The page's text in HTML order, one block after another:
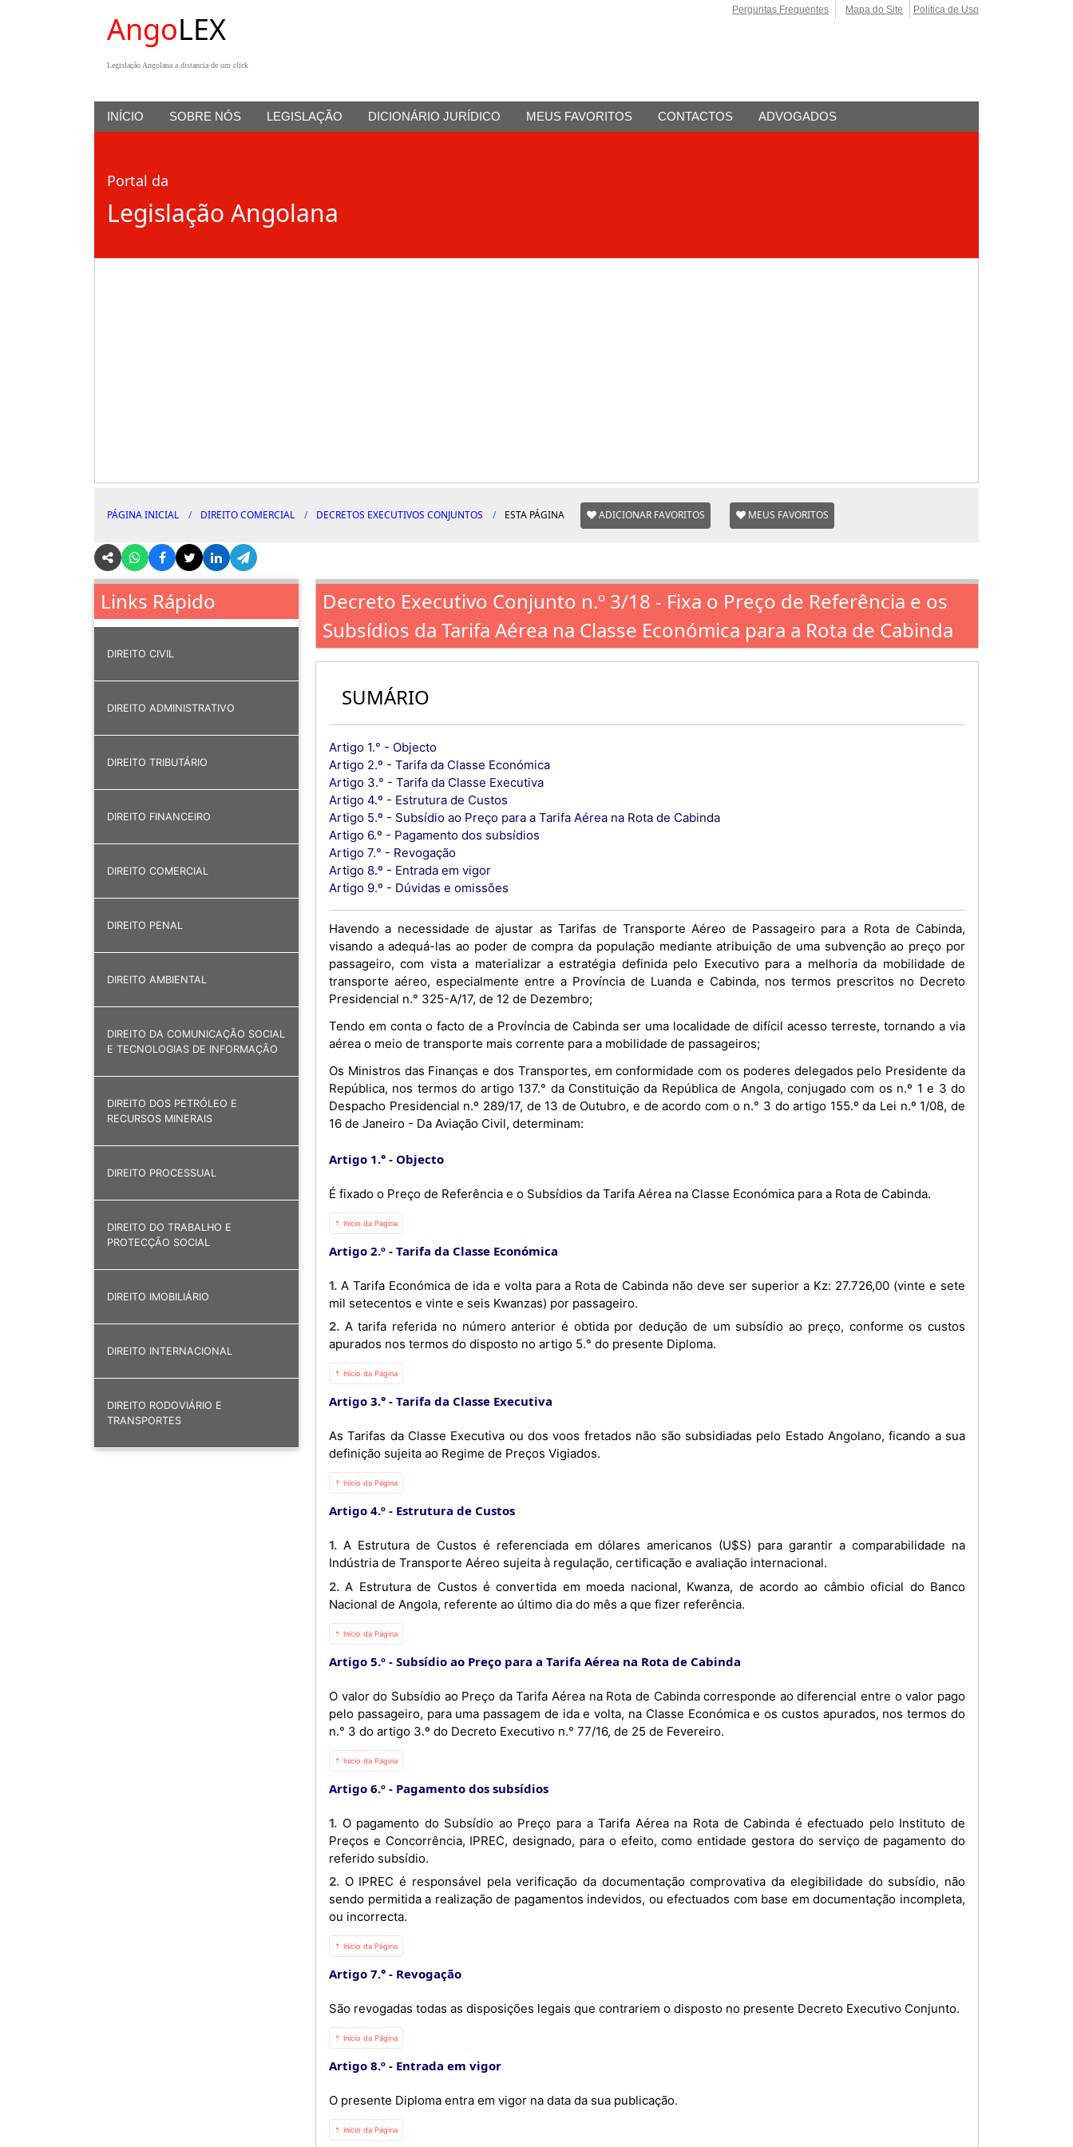
AngoLEX
Legislação Angolana a distancia de um click
Perguntas Frequentes Mapa do Site Política de Uso
INÍCIO SOBRE NÓS LEGISLAÇÃO DICIONÁRIO JURÍDICO MEUS FAVORITOS CONTACTOS ADVOGADOS
Portal da
Legislação Angolana
PÁGINA INICIAL DIREITO COMERCIAL DECRETOS EXECUTIVOS CONJUNTOS ESTA PÁGINA ADICIONAR FAVORITOS MEUS FAVORITOS
Links Rápido
DIREITO CIVIL
DIREITO ADMINISTRATIVO
DIREITO TRIBUTÁRIO
DIREITO FINANCEIRO
DIREITO COMERCIAL
DIREITO PENAL
DIREITO AMBIENTAL
DIREITO DA COMUNICAÇÃO SOCIAL
E TECNOLOGIAS DE INFORMAÇÃO
DIREITO DOS PETRÓLEO E
RECURSOS MINERAIS
DIREITO PROCESSUAL
DIREITO DO TRABALHO E
PROTECÇÃO SOCIAL
DIREITO IMOBILIÁRIO
DIREITO INTERNACIONAL
DIREITO RODOVIÁRIO E
TRANSPORTES
Decreto Executivo Conjunto n.º 3/18 - Fixa o Preço de Referência e os
Subsídios da Tarifa Aérea na Classe Económica para a Rota de Cabinda
SUMÁRIO
Artigo 1.° - Objecto
Artigo 2.º - Tarifa da Classe Económica
Artigo 3.° - Tarifa da Classe Executiva
Artigo 4.º - Estrutura de Custos
Artigo 5.º - Subsídio ao Preço para a Tarifa Aérea na Rota de Cabinda
Artigo 6.º - Pagamento dos subsídios
Artigo 7.° - Revogação
Artigo 8.º - Entrada em vigor
Artigo 9.º - Dúvidas e omissões
Havendo a necessidade de ajustar as Tarifas de Transporte Aéreo de Passageiro para a Rota de Cabinda,
visando a adequá-las ao poder de compra da população mediante atribuição de uma subvenção ao preço por
passageiro, com vista a materializar a estratégia definida pelo Executivo para a melhoria da mobilidade de
transporte aéreo, especialmente entre a Província de Luanda e Cabinda, nos termos prescritos no Decreto
Presidencial n.° 325-A/17, de 12 de Dezembro;
Tendo em conta o facto de a Província de Cabinda ser uma localidade de difícil acesso terreste, tornando a via
aérea o meio de transporte mais corrente para a mobilidade de passageiros;
Os Ministros das Finanças e dos Transportes, em conformidade com os poderes delegados pelo Presidente da
República, nos termos do artigo 137.° da Constituição da República de Angola, conjugado com os n.º 1 e 3 do
Despacho Presidencial n.º 289/17, de 13 de Outubro, e de acordo com o n.° 3 do artigo 155.º da Lei n.º 1/08, de
16 de Janeiro - Da Aviação Civil, determinam:
Artigo 1.° Objecto
É fixado o Preço de Referência e o Subsídios da Tarifa Aérea na Classe Económica para a Rota de Cabinda.
⇡ Início da Página
Artigo 2.º Tarifa da Classe Económica
1. A Tarifa Económica de ida e volta para a Rota de Cabinda não deve ser superior a Kz: 27.726,00 (vinte e sete
mil setecentos e vinte e seis Kwanzas) por passageiro.
2. A tarifa referida no número anterior é obtida por dedução de um subsídio ao preço, conforme os custos
apurados nos termos do disposto no artigo 5.° do presente Diploma.
⇡ Início da Página
Artigo 3.° Tarifa da Classe Executiva
As Tarifas da Classe Executiva ou dos voos fretados não são subsidiadas pelo Estado Angolano, ficando a sua
definição sujeita ao Regime de Preços Vigiados.
⇡ Início da Página
Artigo 4.º Estrutura de Custos
1. A Estrutura de Custos é referenciada em dólares americanos (U$S) para garantir a comparabilidade na
Indústria de Transporte Aéreo sujeita à regulação, certificação e avaliação internacional.
2. A Estrutura de Custos é convertida em moeda nacional, Kwanza, de acordo ao câmbio oficial do Banco
Nacional de Angola, referente ao último dia do mês a que fizer referência.
⇡ Início da Página
Artigo 5.º Subsídio ao Preço para a Tarifa Aérea na Rota de Cabinda
O valor do Subsídio ao Preço da Tarifa Aérea na Rota de Cabinda corresponde ao diferencial entre o valor pago
pelo passageiro, para uma passagem de ida e volta, na Classe Económica e os custos apurados, nos termos do
n.° 3 do artigo 3.º do Decreto Executivo n.° 77/16, de 25 de Fevereiro.
⇡ Início da Página
Artigo 6.º Pagamento dos subsídios
1. O pagamento do Subsídio ao Preço para a Tarifa Aérea na Rota de Cabinda é efectuado pelo Instituto de
Preços e Concorrência, IPREC, designado, para o efeito, como entidade gestora do serviço de pagamento do
referido subsídio.
2. O IPREC é responsável pela verificação da documentação comprovativa da elegibilidade do subsídio, não
sendo permitida a realização de pagamentos indevidos, ou efectuados com base em documentação incompleta,
ou incorrecta.
⇡ Início da Página
Artigo 7.° Revogação
São revogadas todas as disposições legais que contrariem o disposto no presente Decreto Executivo Conjunto.
⇡ Início da Página
Artigo 8.º Entrada em vigor
O presente Diploma entra em vigor na data da sua publicação.
⇡ Início da Página